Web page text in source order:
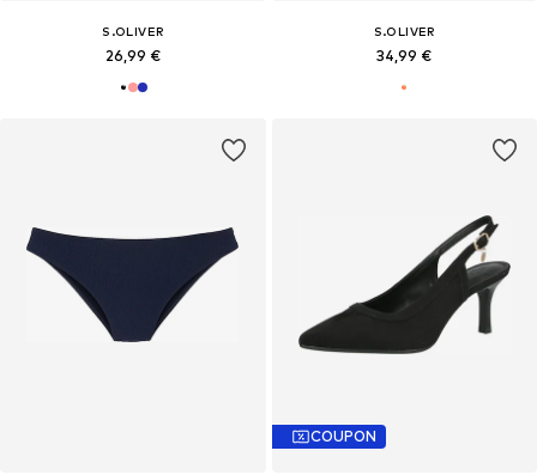
S.OLIVER
26,99 €
S.OLIVER
34,99 €
COUPON